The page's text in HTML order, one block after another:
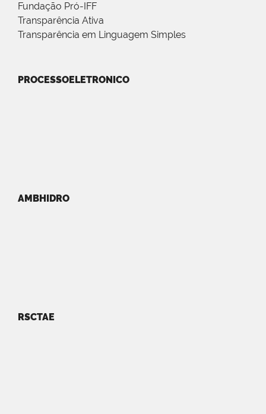
Fundação Pró-IFF
Transparência Ativa
Transparência em Linguagem Simples
PROCESSOELETRONICO
AMBHIDRO
RSCTAE